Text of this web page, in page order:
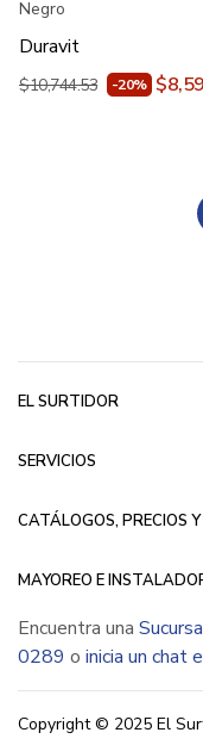
Negro
Duravit
$10,744.53 -20%
EL SURTIDOR
SERVICIOS
CATÁLOGOS, PRECIOS
MAYOREO E
Encuentra una
0289 o inicia un chat
Copyright © 2025 El